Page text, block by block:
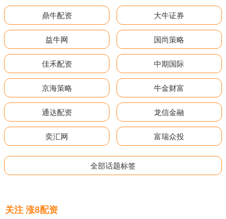
鼎牛配资 大牛证券
益牛网 国尚策略
佳禾配资 中期国际
京海策略 牛金财富
通达配资 龙信金融
奕汇网 富瑞众投
全部话题标签
关注 涨8配资